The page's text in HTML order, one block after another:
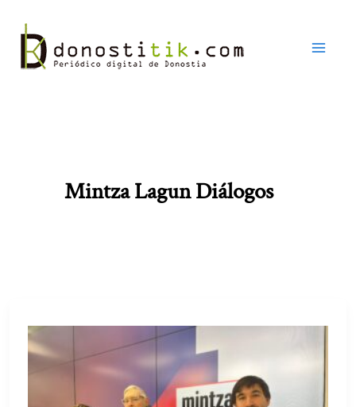
contenido
Mintza Lagun Diálogos